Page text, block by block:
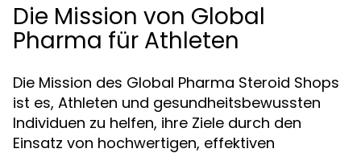
Die Mission von Global
Pharma für Athleten
Die Mission des Global Pharma Steroid Shops
ist es, Athleten und gesundheitsbewussten
Individuen zu helfen, ihre Ziele durch den
Einsatz von hochwertigen, effektiven